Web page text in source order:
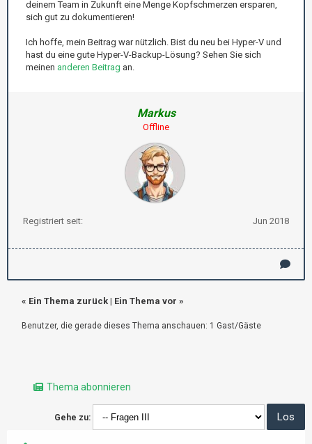
deinem Team in Zukunft eine Menge Kopfschmerzen ersparen,
sich gut zu dokumentieren!
Ich hoffe, mein Beitrag war nützlich. Bist du neu bei Hyper-V und
hast du eine gute Hyper-V-Backup-Lösung? Sehen Sie sich
meinen anderen Beitrag an.
Markus
Offline
Registriert seit: Jun 2018
« Ein Thema zurück | Ein Thema vor »
Benutzer, die gerade dieses Thema anschauen: 1 Gast/Gäste
Thema abonnieren
Gehe zu: